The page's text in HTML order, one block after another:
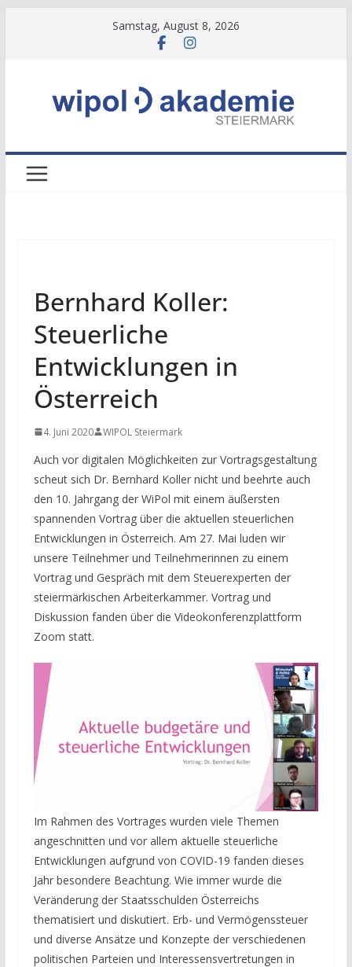
Samstag, August 8, 2026
Bernhard Koller:
Steuerliche
Entwicklungen in
Österreich
4. Juni 2020 WIPOL Steiermark
Auch vor digitalen Möglichkeiten zur Vortragsgestaltung
scheut sich Dr. Bernhard Koller nicht und beehrte auch
den 10. Jahrgang der WiPol mit einem äußersten
spannenden Vortrag über die aktuellen steuerlichen
Entwicklungen in Österreich. Am 27. Mai luden wir
unsere Teilnehmer und Teilnehmerinnen zu einem
Vortrag und Gespräch mit dem Steuerexperten der
steiermärkischen Arbeiterkammer. Vortrag und
Diskussion fanden über die Videokonferenzplattform
Zoom statt.
Im Rahmen des Vortrages wurden viele Themen
angeschnitten und vor allem aktuelle steuerliche
Entwicklungen aufgrund von COVID-19 fanden dieses
Jahr besondere Beachtung. Wie immer wurde die
Veränderung der Staatsschulden Österreichs
thematisiert und diskutiert. Erb- und Vermögenssteuer
und diverse Ansätze und Konzepte der verschiedenen
politischen Parteien und Interessensvertretungen in